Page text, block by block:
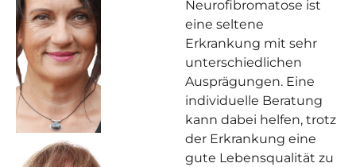
Neurofibromatose ist
eine seltene
Erkrankung mit sehr
unterschiedlichen
Ausprägungen. Eine
individuelle Beratung
kann dabei helfen, trotz
der Erkrankung eine
gute Lebensqualität zu